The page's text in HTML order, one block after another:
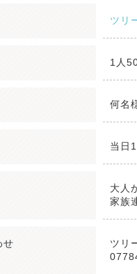
ツリ
1人
何名
当日
大人
家族
せ
ツリ